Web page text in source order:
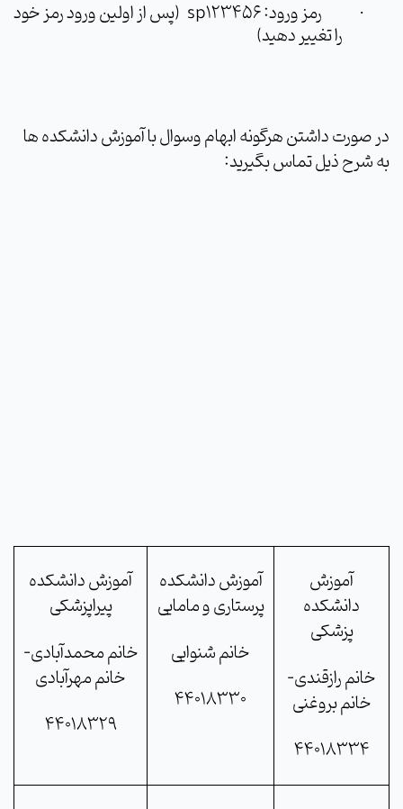
· رمز ورود:sp123456 (پس از اولین ورود رمز خود
را تغییر دهید)
در صورت داشتن هرگونه ابهام وسوال با آموزش دانشکده ها
به شرح ذیل تماس بگیرید:
آموزش
دانشکده
پزشکی
خانم رازقندی-
خانم بروغنی
44018334
آموزش دانشکده
پرستاری و مامایی
خانم شنوایی
44018330
آموزش دانشکده
پیراپزشکی
خانم محمدآبادی-
خانم مهرآبادی
44018329